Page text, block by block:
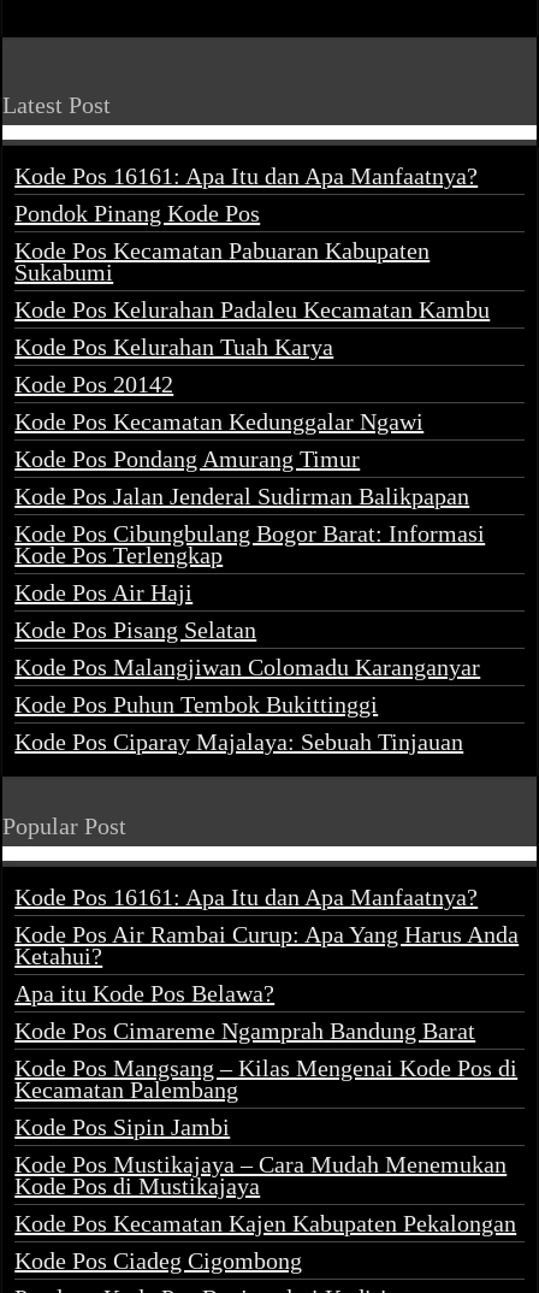
Latest Post
Kode Pos 16161: Apa Itu dan Apa Manfaatnya?
Pondok Pinang Kode Pos
Kode Pos Kecamatan Pabuaran Kabupaten
Sukabumi
Kode Pos Kelurahan Padaleu Kecamatan Kambu
Kode Pos Kelurahan Tuah Karya
Kode Pos 20142
Kode Pos Kecamatan Kedunggalar Ngawi
Kode Pos Pondang Amurang Timur
Kode Pos Jalan Jenderal Sudirman Balikpapan
Kode Pos Cibungbulang Bogor Barat: Informasi
Kode Pos Terlengkap
Kode Pos Air Haji
Kode Pos Pisang Selatan
Kode Pos Malangjiwan Colomadu Karanganyar
Kode Pos Puhun Tembok Bukittinggi
Kode Pos Ciparay Majalaya: Sebuah Tinjauan
Popular Post
Kode Pos 16161: Apa Itu dan Apa Manfaatnya?
Kode Pos Air Rambai Curup: Apa Yang Harus Anda
Ketahui?
Apa itu Kode Pos Belawa?
Kode Pos Cimareme Ngamprah Bandung Barat
Kode Pos Mangsang – Kilas Mengenai Kode Pos di
Kecamatan Palembang
Kode Pos Sipin Jambi
Kode Pos Mustikajaya – Cara Mudah Menemukan
Kode Pos di Mustikajaya
Kode Pos Kecamatan Kajen Kabupaten Pekalongan
Kode Pos Ciadeg Cigombong